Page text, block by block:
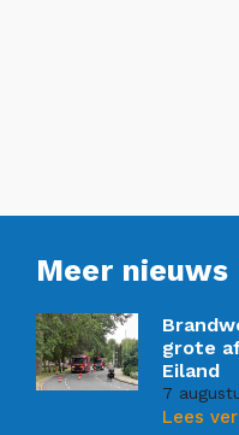
Meer nieuws
grote
Eiland
7
Lees